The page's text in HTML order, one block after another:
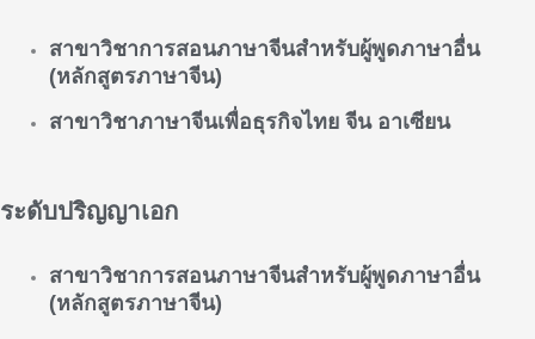
สาขาวิชาการสอนภาษาจีนสำหรับผู้พูดภาษาอื่น
(หลักสูตรภาษาจีน)
สาขาวิชาภาษาจีนเพื่อธุรกิจไทย จีน อาเซียน
ระดับปริญญาเอก
สาขาวิชาการสอนภาษาจีนสำหรับผู้พูดภาษาอื่น
(หลักสูตรภาษาจีน)